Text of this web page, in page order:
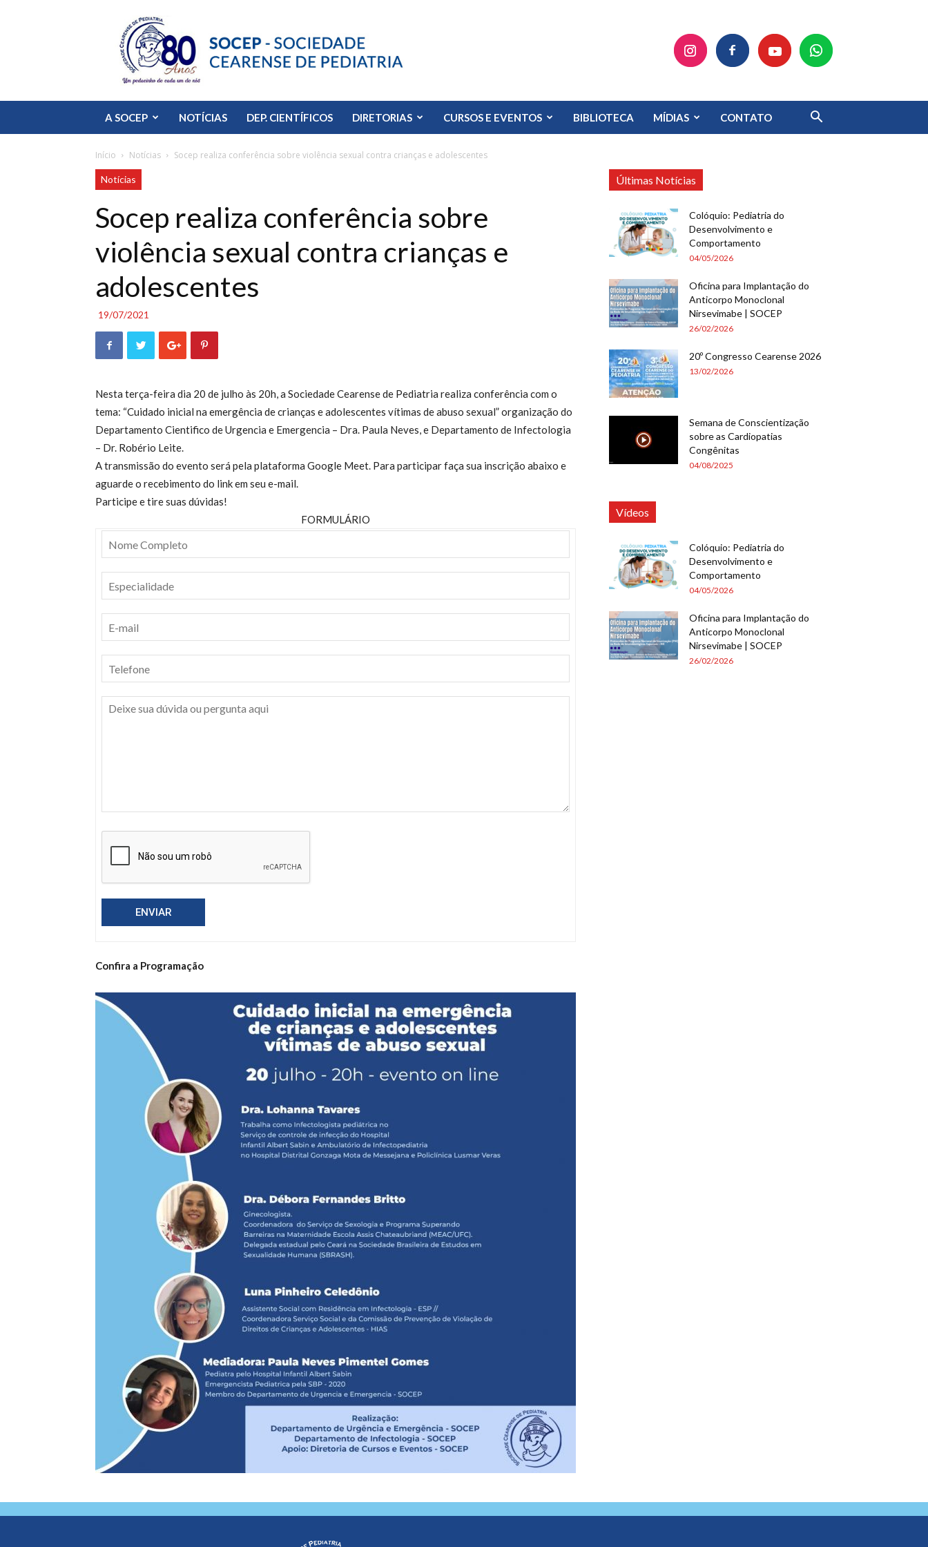
SOCEP
A SOCEP NOTÍCIAS DEP. CIENTÍFICOS DIRETORIAS CURSOS E EVENTOS BIBLIOTECA MÍDIAS CONTATO
Início Notícias Socep realiza conferência sobre violência sexual contra crianças e adolescentes
Notícias
Socep realiza conferência sobre
violência sexual contra crianças e
adolescentes
19/07/2021
Nesta terça-feira dia 20 de julho às 20h, a Sociedade Cearense de Pediatria realiza conferência com o
tema: “Cuidado inicial na emergência de crianças e adolescentes vítimas de abuso sexual” organização do
Departamento Cientifico de Urgencia e Emergencia – Dra. Paula Neves, e Departamento de Infectologia
– Dr. Robério Leite.
A transmissão do evento será pela plataforma Google Meet. Para participar faça sua inscrição abaixo e
aguarde o recebimento do link em seu e-mail.
Participe e tire suas dúvidas!
FORMULÁRIO
Confira a Programação
Últimas Notícias
Colóquio: Pediatria do
Desenvolvimento e
Comportamento
04/05/2026
Oficina para Implantação do
Anticorpo Monoclonal
Nirsevimabe | SOCEP
26/02/2026
20º Congresso Cearense 2026
13/02/2026
Semana de Conscientização
sobre as Cardiopatias
Congênitas
04/08/2025
Vídeos
Colóquio: Pediatria do
Desenvolvimento e
Comportamento
04/05/2026
Oficina para Implantação do
Anticorpo Monoclonal
Nirsevimabe | SOCEP
26/02/2026